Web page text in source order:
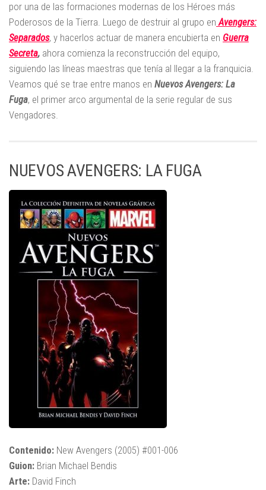
por una de las formaciones modernas de los Héroes más
Poderosos de la Tierra. Luego de destruir al grupo en Avengers:
Separados, y hacerlos actuar de manera encubierta en Guerra
Secreta, ahora comienza la reconstrucción del equipo,
siguiendo las líneas maestras que tenía al llegar a la franquicia.
Veamos qué se trae entre manos en Nuevos Avengers: La
Fuga, el primer arco argumental de la serie regular de sus
Vengadores.
NUEVOS AVENGERS: LA FUGA
Contenido: New Avengers (2005) #001-006
Guion: Brian Michael Bendis
Arte: David Finch